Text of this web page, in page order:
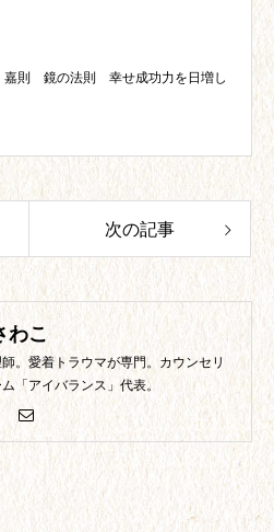
嘉則 鏡の法則 幸せ成功力を日増し
次の記事
わこ
。愛着トラウマが専門。カウンセリ
「アイバランス」代表。